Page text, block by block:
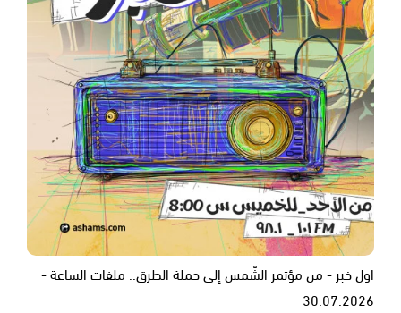
اول خبر - من مؤتمر الشّمس إلى حملة الطرق.. ملفات الساعة -
30.07.2026